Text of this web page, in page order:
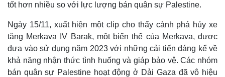
tốt hơn nhiều so với lực lượng bán quân sự Palestine.
Ngày 15/11, xuất hiện một clip cho thấy cảnh phá hủy xe
tăng Merkava IV Barak, một biến thể của Merkava, được
đưa vào sử dụng năm 2023 với những cải tiến đáng kể về
khả năng nhận thức tình huống và giáp bảo vệ. Các nhóm
bán quân sự Palestine hoạt động ở Dải Gaza đã vô hiệu